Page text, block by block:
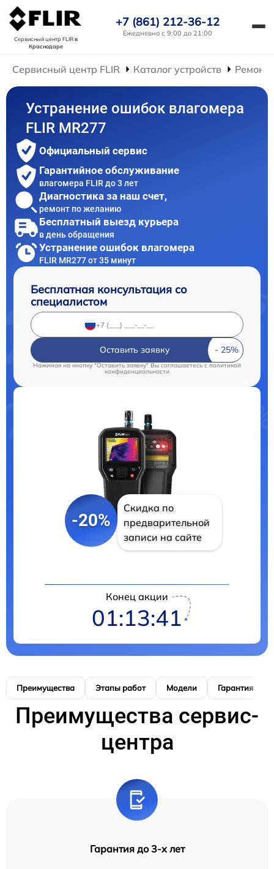
Сервисный центр FLIRв
Краснодаре
+7 (861) 212-36-12
Ежедневно с 9:00 до 21:00
Сервисный центр FLIR Каталог устройств Ремонт
Устранение ошибок влагомера
FLIR MR277
Официальный сервис
Гарантийное обслуживание
влагомера FLIR до 3 лет
Диагностика за наш счет,
ремонт по желанию
Бесплатный выезд курьера
в день обращения
Устранение ошибок влагомера
FLIR MR277 от 35 минут
Бесплатная консультация со
специалистом
Оставить заявку
Нажимая на кнопку "Оставить заявку" Вы соглашаетесь c политикой
конфиденциальности
-20%
Скидка по
предварительной
записи на сайте
Конец акции
01:13:41
Преимущества Этапы работ Модели Гарантия
Преимущества сервис-
центра
Гарантия до 3-х лет